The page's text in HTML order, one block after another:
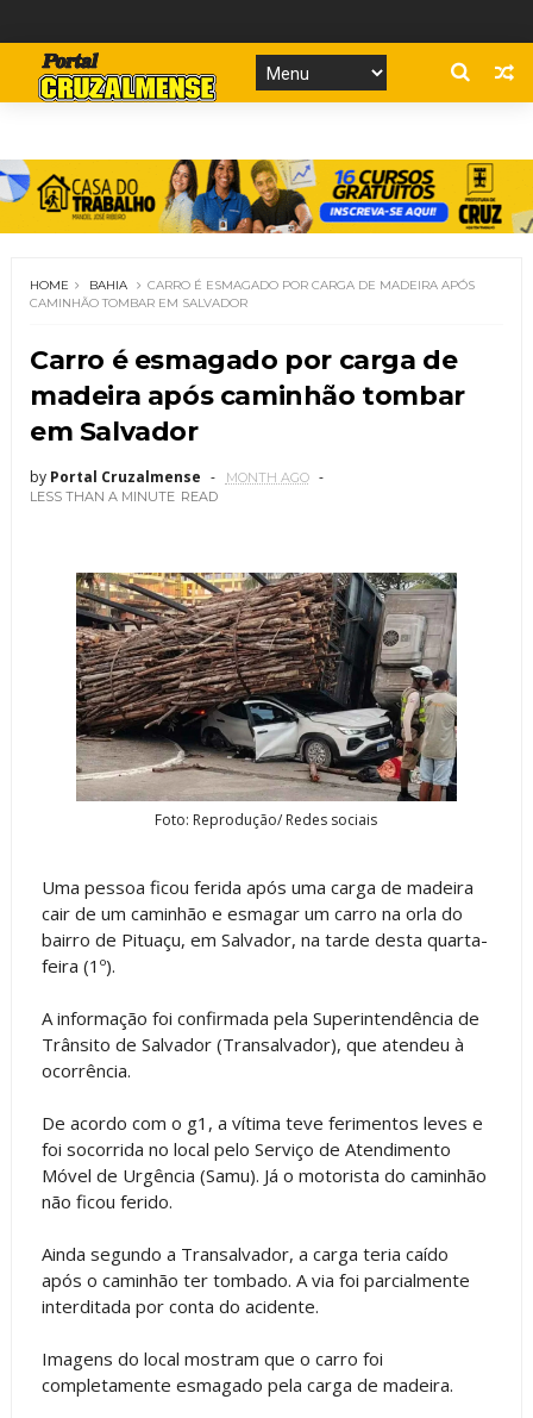
HOME BAHIA
CARRO É ESMAGADO POR CARGA DE MADEIRA APÓS
CAMINHÃO TOMBAR EM SALVADOR
Carro é esmagado por carga de
madeira após caminhão tombar
em Salvador
by Portal Cruzalmense
MONTH AGO
LESS THAN A MINUTE READ
Foto: Reprodução/ Redes sociais
Uma pessoa ficou ferida após uma carga de madeira
cair de um caminhão e esmagar um carro na orla do
bairro de Pituaçu, em Salvador, na tarde desta quarta-
feira (1º).
A informação foi confirmada pela Superintendência de
Trânsito de Salvador (Transalvador), que atendeu à
ocorrência.
De acordo com o g1, a vítima teve ferimentos leves e
foi socorrida no local pelo Serviço de Atendimento
Móvel de Urgência (Samu). Já o motorista do caminhão
não ficou ferido.
Ainda segundo a Transalvador, a carga teria caído
após o caminhão ter tombado. A via foi parcialmente
interditada por conta do acidente.
Imagens do local mostram que o carro foi
completamente esmagado pela carga de madeira.